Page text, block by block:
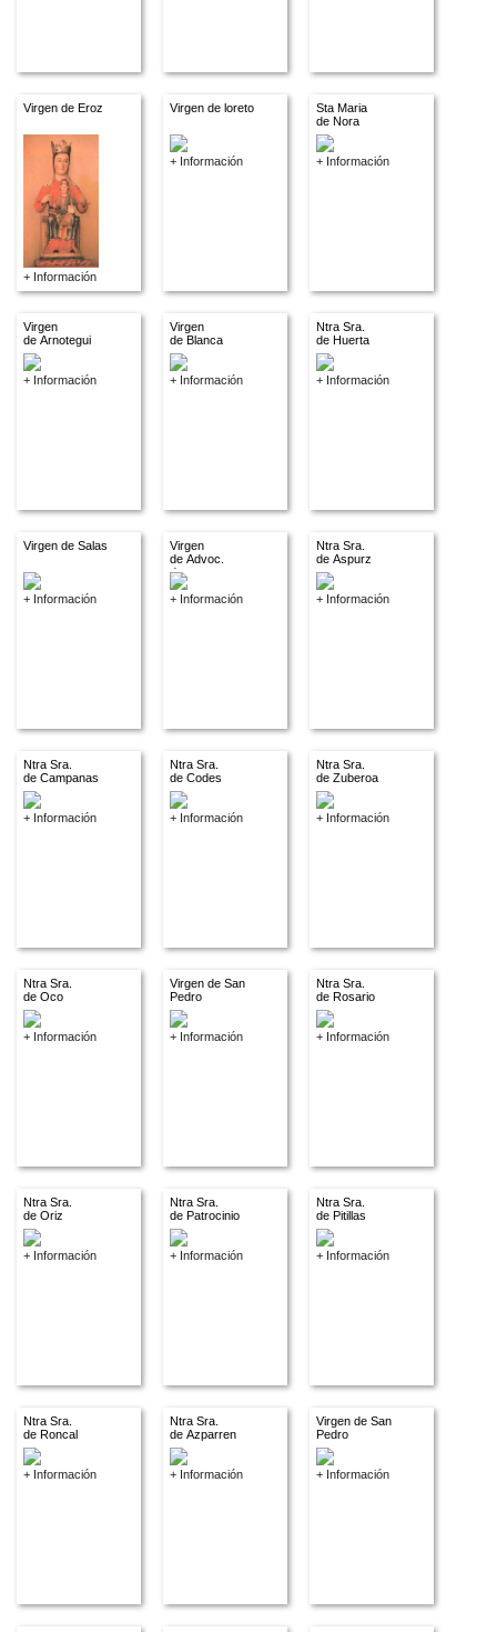
Virgen de Eroz
+ Información
Virgen de loreto
+ Información
Sta Maria
de Nora
+ Información
Virgen
de Arnotegui
+ Información
Virgen
de Blanca
+ Información
Ntra Sra.
de Huerta
+ Información
Virgen de Salas
+ Información
Virgen
de Advoc.
descon.
+ Información
Ntra Sra.
de Aspurz
+ Información
Ntra Sra.
de Campanas
+ Información
Ntra Sra.
de Codes
+ Información
Ntra Sra.
de Zuberoa
+ Información
Ntra Sra.
de Oco
+ Información
Virgen de San
Pedro
+ Información
Ntra Sra.
de Rosario
+ Información
Ntra Sra.
de Oriz
+ Información
Ntra Sra.
de Patrocinio
+ Información
Ntra Sra.
de Pitillas
+ Información
Ntra Sra.
de Roncal
+ Información
Ntra Sra.
de Azparren
+ Información
Virgen de San
Pedro
+ Información